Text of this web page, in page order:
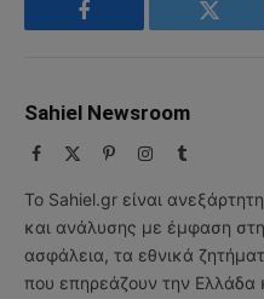
Facebook
Sahiel Newsroom
Facebook PinterestInstagram
Tumblr
Το Sahiel.gr είναι
και ανάλυσης με έμφαση στη
ασφάλεια, τα εθνικά
που επηρεάζουν την Ελλάδα